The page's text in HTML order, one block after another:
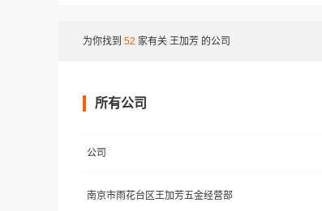
为你找到 52 家有关 王加芳 的公司
所有公司
公司
南京市雨花台区王加芳五金经营部